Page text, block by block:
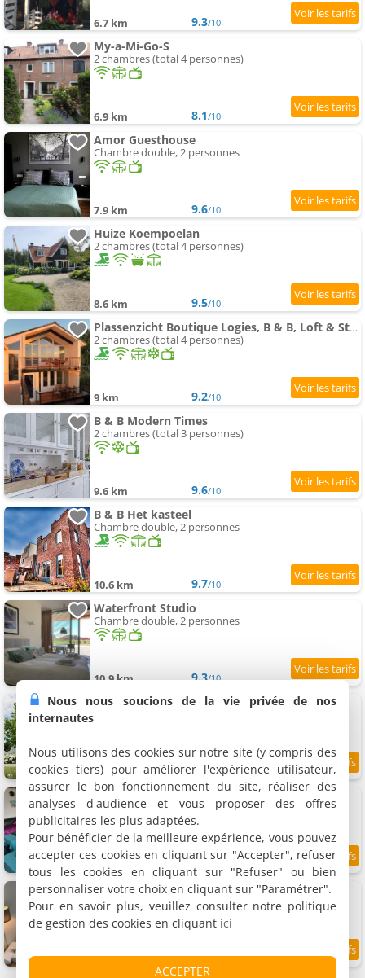
6.7 km 9.3/10
My-a-Mi-Go-S
2 chambres (total 4 personnes)
6.9 km 8.1/10
Amor Guesthouse
Chambre double, 2 personnes
7.9 km 9.6/10
Huize Koempoelan
2 chambres (total 4 personnes)
8.6 km 9.5/10
Plassenzicht Boutique Logies, B & B, Loft & Studio
2 chambres (total 4 personnes)
9 km 9.2/10
B & B Modern Times
2 chambres (total 3 personnes)
9.6 km 9.6/10
B & B Het kasteel
Chambre double, 2 personnes
10.6 km 9.7/10
Waterfront Studio
Chambre double, 2 personnes
10.9 km 9.3/10
Boutique hotel Villa Oldenhoff
11.6 km 9.6/10
B & B Calypso Amsterdam Shared Apartment
Chambre quadruple, 4 personnes
11.9 km 7.7
Villa Yburg
Chambre double, 3 personnes
12 km 9.3/10
Nous nous soucions de la vie privée de nos
internautes
Nous utilisons des cookies sur notre site (y compris des
cookies tiers) pour améliorer l'expérience utilisateur,
assurer le bon fonctionnement du site, réaliser des
analyses d'audience et vous proposer des offres
publicitaires les plus adaptées.
Pour bénéficier de la meilleure expérience, vous pouvez
accepter ces cookies en cliquant sur "Accepter", refuser
tous les cookies en cliquant sur "Refuser" ou bien
personnaliser votre choix en cliquant sur "Paramétrer".
Pour en savoir plus, veuillez consulter notre politique
de gestion des cookies en cliquant ici
ACCEPTER